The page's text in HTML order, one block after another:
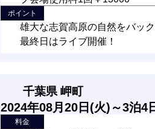
ポイント
雄大な志賀高原の自然をバッ
最終日はライブ開催！
千葉県 岬町
2024年08月20日(火)～3泊4
料金